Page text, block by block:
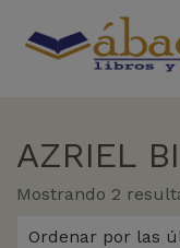
AZRIEL
Mostrando 2
Ordenar por las